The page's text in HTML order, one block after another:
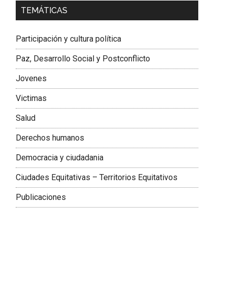
Dra. Carolina Corcho Mejía,
Latinoamericana Sur, Vicepresidenta Federación
TEMÁTICAS
Participación y cultura política
Paz, Desarrollo Social y Postconflicto
Jovenes
Victimas
Salud
Derechos humanos
Democracia y ciudadania
Ciudades Equitativas – Territorios Equitativos
Publicaciones